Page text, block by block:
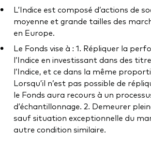
L’Indice est composé d’actions de
moyenne et grande tailles des
en Europe.
Le Fonds vise à : 1. Répliquer la
l’Indice en investissant dans des
l’Indice, et ce dans la même
Lorsqu’il n’est pas possible de
le Fonds aura recours à un
d’échantillonnage. 2. Demeurer
sauf situation exceptionnelle du
autre condition similaire.